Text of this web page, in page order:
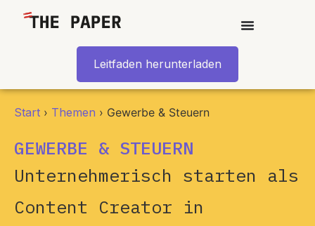
content
Leitfaden herunterladen
Start › Themen › Gewerbe & Steuern
GEWERBE & STEUERN
Unternehmerisch starten als
Content Creator in